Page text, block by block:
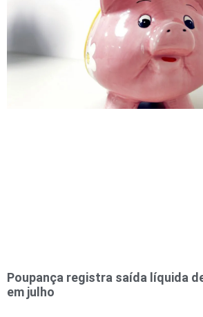
Poupança registra saída líquida
em julho